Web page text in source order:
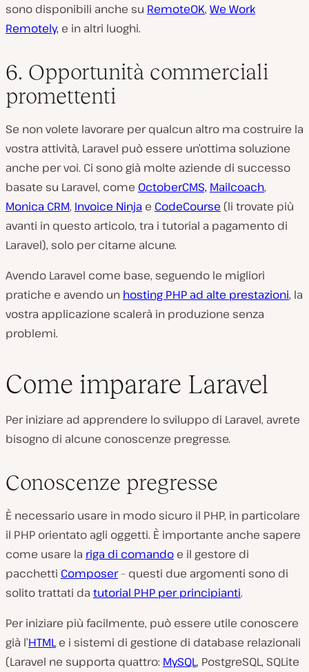
sono disponibili anche su RemoteOK, We Work
Remotely, e in altri luoghi.
6. Opportunità commerciali
promettenti
Se non volete lavorare per qualcun altro ma costruire la
vostra attività, Laravel può essere un’ottima soluzione
anche per voi. Ci sono già molte aziende di successo
basate su Laravel, come OctoberCMS, Mailcoach,
Monica CRM, Invoice Ninja e CodeCourse (li trovate più
avanti in questo articolo, tra i tutorial a pagamento di
Laravel), solo per citarne alcune.
Avendo Laravel come base, seguendo le migliori
pratiche e avendo un hosting PHP ad alte prestazioni, la
vostra applicazione scalerà in produzione senza
problemi.
Come imparare Laravel
Per iniziare ad apprendere lo sviluppo di Laravel, avrete
bisogno di alcune conoscenze pregresse.
Conoscenze pregresse
È necessario usare in modo sicuro il PHP, in particolare
il PHP orientato agli oggetti. È importante anche sapere
come usare la riga di comando e il gestore di
pacchetti Composer– questi due argomenti sono di
solito trattati da tutorial PHP per principianti.
Per iniziare più facilmente, può essere utile conoscere
già l’HTMLe i sistemi di gestione di database relazionali
(Laravel ne supporta quattro: MySQL, PostgreSQL, SQLite